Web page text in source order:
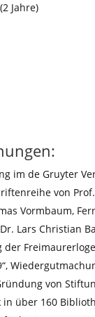
Jahre)
im de Gruyter
von
Vormbaum,
Lars Christian
der
,
von
in über 160